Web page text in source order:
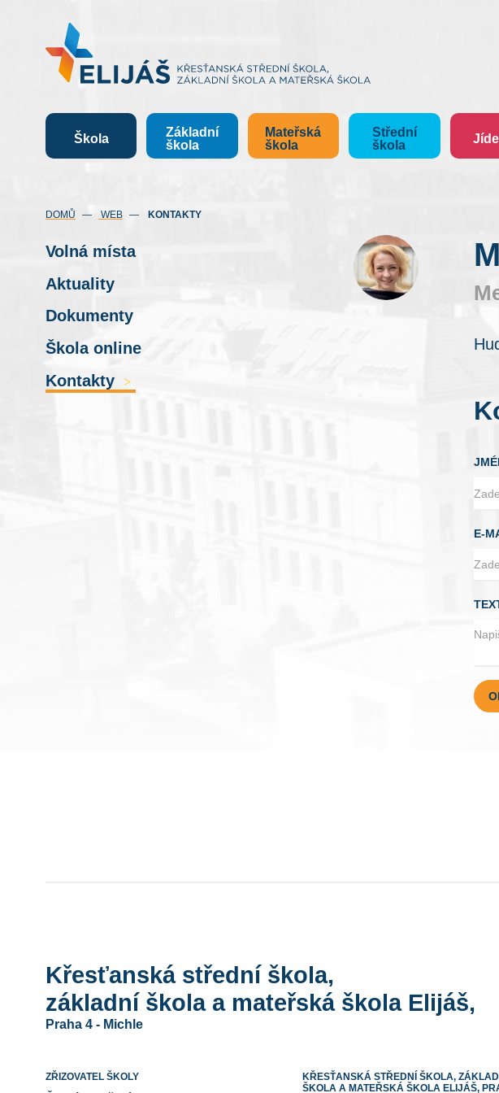
Škola
Základní
škola
Mateřská
škola
Střední
škola
DOMŮ WEB KONTAKTY(AKTUÁLNÍ)
Volná místa
Aktuality
Dokumenty
Škola online
Kontakty >
E-
Křesťanská střední škola,
základní škola a mateřská škola Elijáš,
Praha 4 - Michle
ZŘIZOVATEL ŠKOLY
KŘESŤANSKÁ STŘEDNÍ ŠKOLA,
ŠKOLA A MATEŘSKÁ ŠKOLA ELIJÁŠ,